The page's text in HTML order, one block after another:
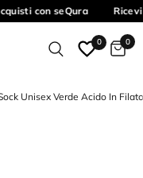
con seQura
0 0
Unisex Verde Acido In Filato